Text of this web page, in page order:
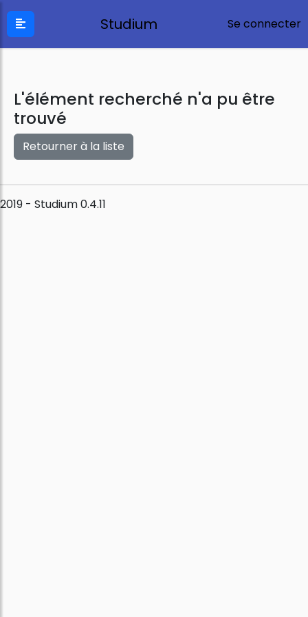
Studium Se connecter
L'élément recherché n'a pu être
trouvé
Retourner à la liste
2019 - Studium 0.4.11